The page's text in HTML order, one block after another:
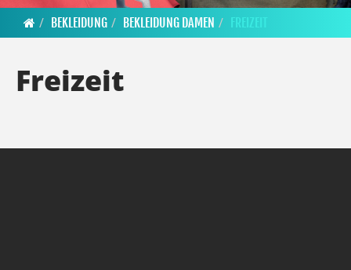
BEKLEIDUNG BEKLEIDUNG DAMEN FREIZEIT
Freizeit